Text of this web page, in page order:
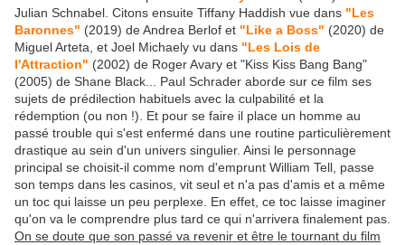
Julian Schnabel. Citons ensuite Tiffany Haddish vue dans "Les
Baronnes" (2019) de Andrea Berlof et "Like a Boss" (2020) de
Miguel Arteta, et Joel Michaely vu dans "Les Lois de
l'Attraction" (2002) de Roger Avary et "Kiss Kiss Bang Bang"
(2005) de Shane Black... Paul Schrader aborde sur ce film ses
sujets de prédilection habituels avec la culpabilité et la
rédemption (ou non !). Et pour se faire il place un homme au
passé trouble qui s'est enfermé dans une routine particulièrement
drastique au sein d'un univers singulier. Ainsi le personnage
principal se choisit-il comme nom d'emprunt William Tell, passe
son temps dans les casinos, vit seul et n'a pas d'amis et a même
un toc qui laisse un peu perplexe. En effet, ce toc laisse imaginer
qu'on va le comprendre plus tard ce qui n'arrivera finalement pas.
On se doute que son passé va revenir et être le tournant du film